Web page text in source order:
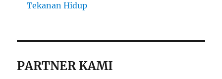
Tekanan Hidup
PARTNER KAMI